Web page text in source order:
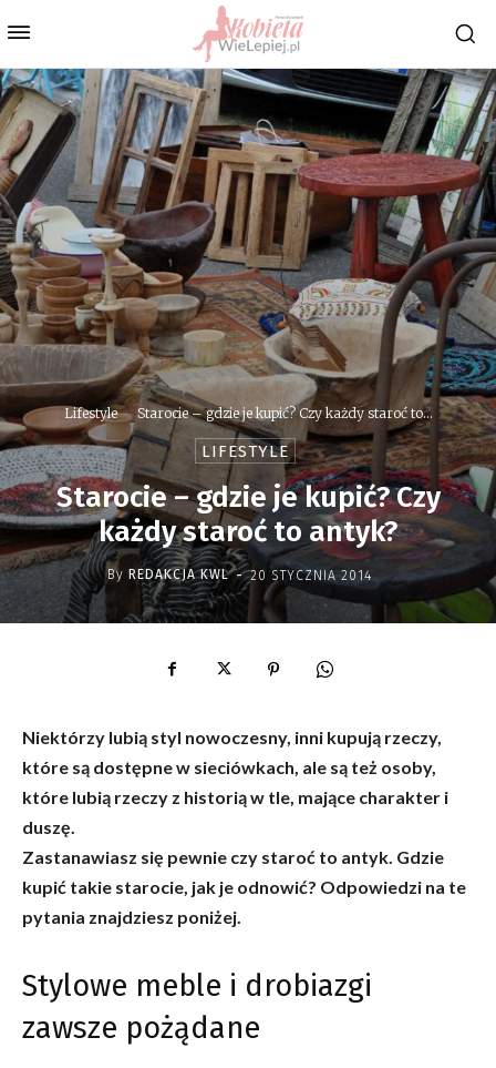
Lifestyle Starocie – gdzie je kupić? Czy każdy staroć to...
LIFESTYLE
Starocie – gdzie je kupić? Czy
każdy staroć to antyk?
By REDAKCJA KWL - 20 STYCZNIA 2014
Niektórzy lubią styl nowoczesny, inni kupują rzeczy,
które są dostępne w sieciówkach, ale są też osoby,
które lubią rzeczy z historią w tle, mające charakter i
duszę.
Zastanawiasz się pewnie czy staroć to antyk. Gdzie
kupić takie starocie, jak je odnowić? Odpowiedzi na te
pytania znajdziesz poniżej.
Stylowe meble i drobiazgi
zawsze pożądane